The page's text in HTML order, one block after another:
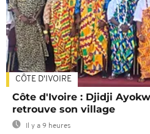
CÔTE D'IVOIRE
Côte d'Ivoire : Djidji
retrouve son village
Il y a 9 heures